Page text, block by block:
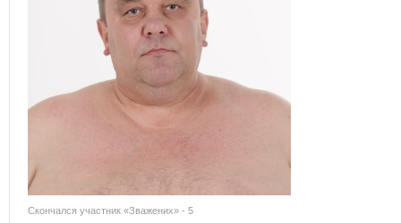
Скончался участник «Зважених» - 5